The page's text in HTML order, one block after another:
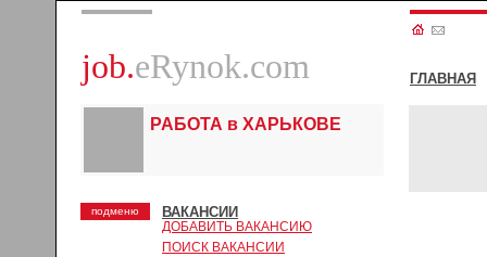
job.eRynok.com ГЛАВНАЯ
РАБОТА в ХАРЬКОВЕ
подменю ВАКАНСИИ
ДОБАВИТЬ ВАКАНСИЮ
ПОИСК ВАКАНСИИ